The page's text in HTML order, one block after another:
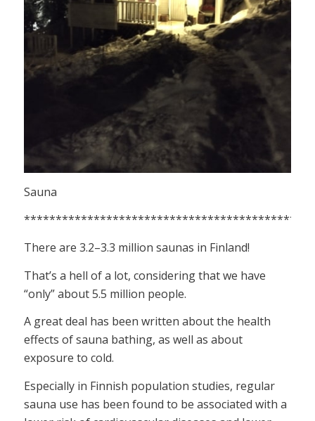
Sauna
There are 3.2–3.3 million saunas in Finland!
That’s a hell of a lot, considering that we have
“only” about 5.5 million people.
A great deal has been written about the health
effects of sauna bathing, as well as about
exposure to cold.
Especially in Finnish population studies, regular
sauna use has been found to be associated with a